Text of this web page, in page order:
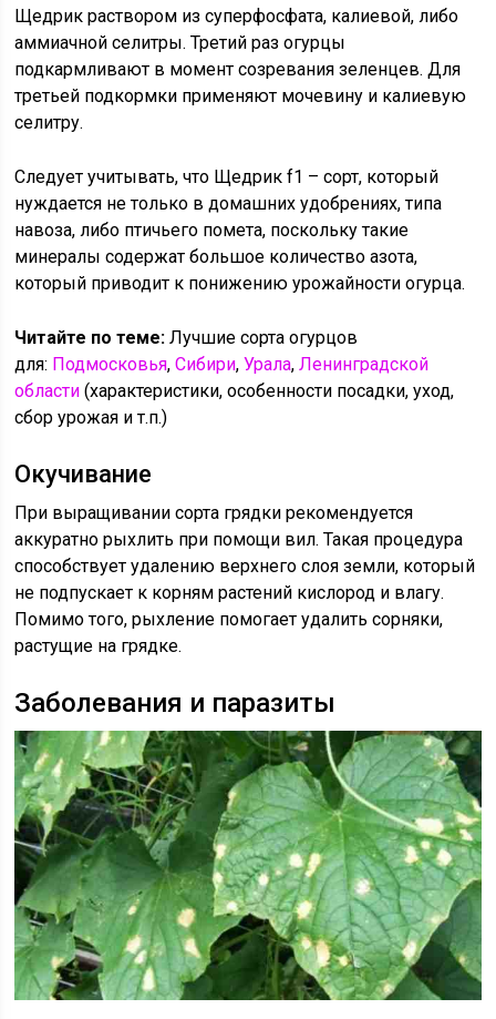
Щедрик раствором из суперфосфата, калиевой, либо
аммиачной селитры. Третий раз огурцы
подкармливают в момент созревания зеленцев. Для
третьей подкормки применяют мочевину и калиевую
селитру.
Следует учитывать, что Щедрик f1 – сорт, который
нуждается не только в домашних удобрениях, типа
навоза, либо птичьего помета, поскольку такие
минералы содержат большое количество азота,
который приводит к понижению урожайности огурца.
Читайте по теме:Лучшие сорта огурцов
для: Подмосковья,Сибири,Урала,Ленинградской
области (характеристики, особенности посадки, уход,
сбор урожая и т.п.)
Окучивание
При выращивании сорта грядки рекомендуется
аккуратно рыхлить при помощи вил. Такая процедура
способствует удалению верхнего слоя земли, который
не подпускает к корням растений кислород и влагу.
Помимо того, рыхление помогает удалить сорняки,
растущие на грядке.
Заболевания и паразиты